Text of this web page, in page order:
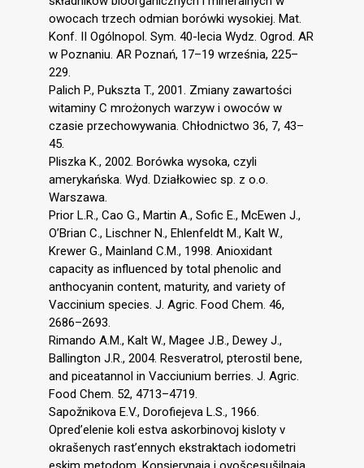
owocach trzech odmian borówki wysokiej. Mat.
Konf. II Ogólnopol. Sym. 40-lecia Wydz. Ogrod. AR
w Poznaniu. AR Poznań, 17–19 września, 225–
229.
Palich P., Pukszta T., 2001. Zmiany zawartości
witaminy C mrożonych warzyw i owoców w
czasie przechowywania. Chłodnictwo 36, 7, 43–
45.
Pliszka K., 2002. Borówka wysoka, czyli
amerykańska. Wyd. Działkowiec sp. z o.o.
Warszawa.
Prior L.R., Cao G., Martin A., Sofic E., McEwen J.,
O’Brian C., Lischner N., Ehlenfeldt M., Kalt W.,
Krewer G., Mainland C.M., 1998. Anioxidant
capacity as influenced by total phenolic and
anthocyanin content, maturity, and variety of
Vaccinium species. J. Agric. Food Chem. 46,
2686–2693.
Rimando A.M., Kalt W., Magee J.B., Dewey J.,
Ballington J.R., 2004. Resveratrol, pterostil bene,
and piceatannol in Vacciunium berries. J. Agric.
Food Chem. 52, 4713–4719.
Sapožnikova E.V., Dorofiejeva L.S., 1966.
Opred’elenie koli estva askorbinovoj kisloty v
okrašenych rast’ennych ekstraktach iodometri